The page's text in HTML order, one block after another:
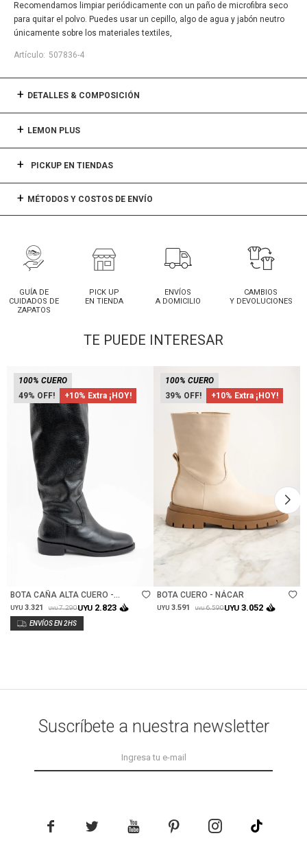
Recomendamos limpiar periódicamente con un paño de microfibra seco
para quitar el polvo. Puedes usar un cepillo, algo de agua y jabón neutro
únicamente sobre los materiales textiles,
507836-4
DETALLES & COMPOSICIÓN
LEMON PLUS
PICKUP EN TIENDAS
MÉTODOS Y COSTOS DE ENVÍO
GUÍA DE
CUIDADOS DE
ZAPATOS
PICK UP
EN TIENDA
ENVÍOS
A DOMICILIO
CAMBIOS
Y DEVOLUCIONES
TE PUEDE INTERESAR
49 +10% Extra ¡HOY!
100% CUERO
BOTA CAÑA ALTA CUERO -
NEGRO
UYU 3.321 UYU 7.290UYU 2.823
39 +10% Extra ¡HOY!
100% CUERO
BOTA CUERO - NÁCAR
UYU 3.591 UYU 6.590UYU 3.052
Suscríbete a nuestra newsletter
    